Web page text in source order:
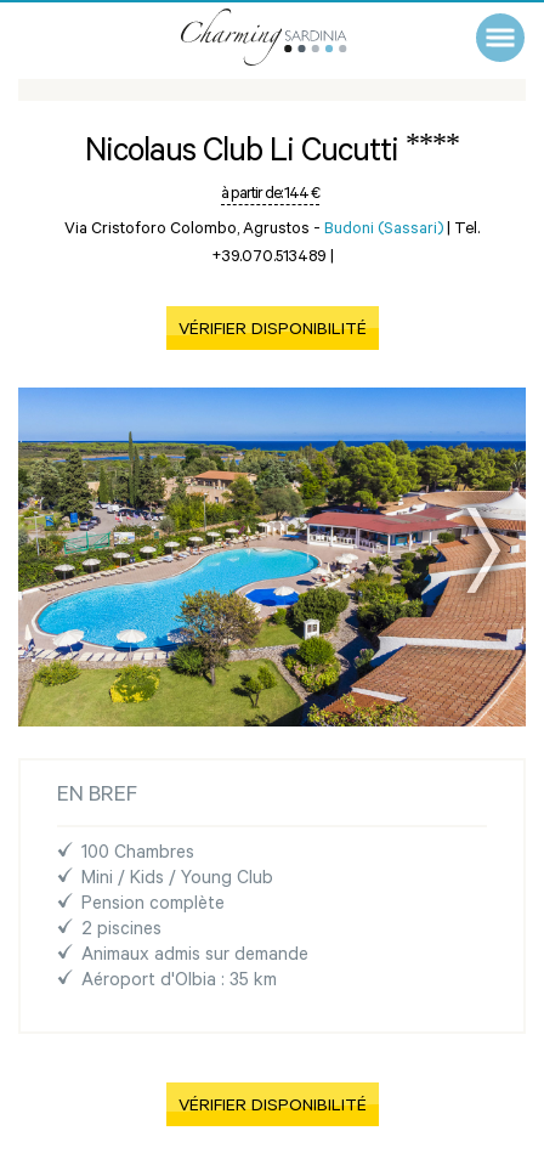
Nicolaus Club Li Cucutti ****
à partir de:144 €
Via Cristoforo Colombo, Agrustos - Budoni (Sassari) | Tel.
+39.070.513489 |
VÉRIFIER DISPONIBILITÉ
EN BREF
100 Chambres
Mini / Kids / Young Club
Pension complète
2 piscines
Animaux admis sur demande
Aéroport d'Olbia : 35 km
VÉRIFIER DISPONIBILITÉ